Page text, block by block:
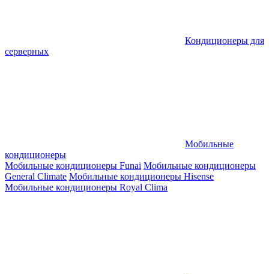
Кондиционеры для
серверных
Мобильные
кондиционеры
Мобильные кондиционеры Funai Мобильные кондиционеры
General Climate Мобильные кондиционеры Hisense
Мобильные кондиционеры Royal Clima